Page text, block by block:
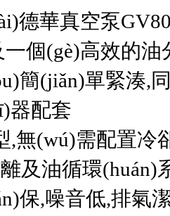
德華真空泵
個(gè)高效的油
簡(jiǎn)單緊湊,
器配套
,無(wú)需配置冷
及油循環(huán)
保,噪音低,排氣